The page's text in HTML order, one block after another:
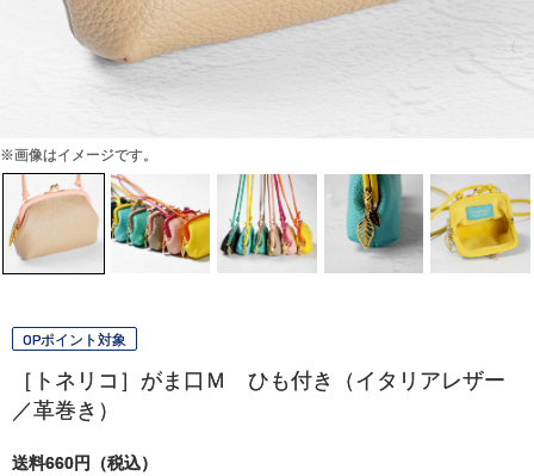
※画像はイメージです。
OPポイント対象
［トネリコ］がま口Ｍ ひも付き（イタリアレザー
／革巻き）
送料660円（税込）